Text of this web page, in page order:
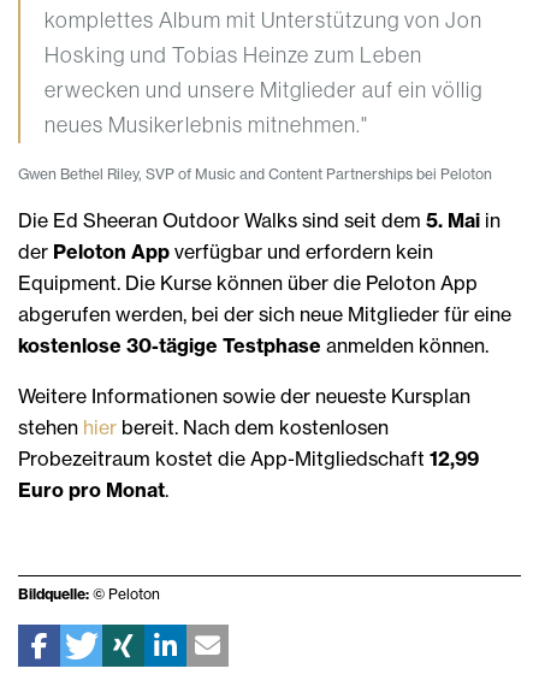
komplettes Album mit Unterstützung von Jon
Hosking und Tobias Heinze zum Leben
erwecken und unsere Mitglieder auf ein völlig
neues Musikerlebnis mitnehmen."
Gwen Bethel Riley, SVP of Music and Content Partnerships bei Peloton
Die Ed Sheeran Outdoor Walks sind seit dem 5. Mai in
der Peloton App verfügbar und erfordern kein
Equipment. Die Kurse können über die Peloton App
abgerufen werden, bei der sich neue Mitglieder für eine
kostenlose 30-tägige Testphase anmelden können.
Weitere Informationen sowie der neueste Kursplan
stehen hier bereit. Nach dem kostenlosen
Probezeitraum kostet die App-Mitgliedschaft 12,99
Euro pro Monat.
Bildquelle: © Peloton